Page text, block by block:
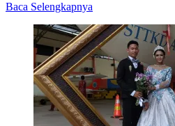
Baca Selengkapnya
about
Obor
Pesonas
Masuk
DIY,
Pengobar
Semangat
Disabilitas